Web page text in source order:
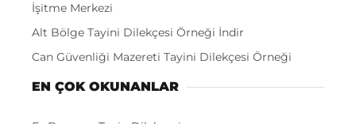
İşitme Merkezi
Alt Bölge Tayini Dilekçesi Örneği İndir
Can Güvenliği Mazereti Tayini Dilekçesi Örneği
EN ÇOK OKUNANLAR